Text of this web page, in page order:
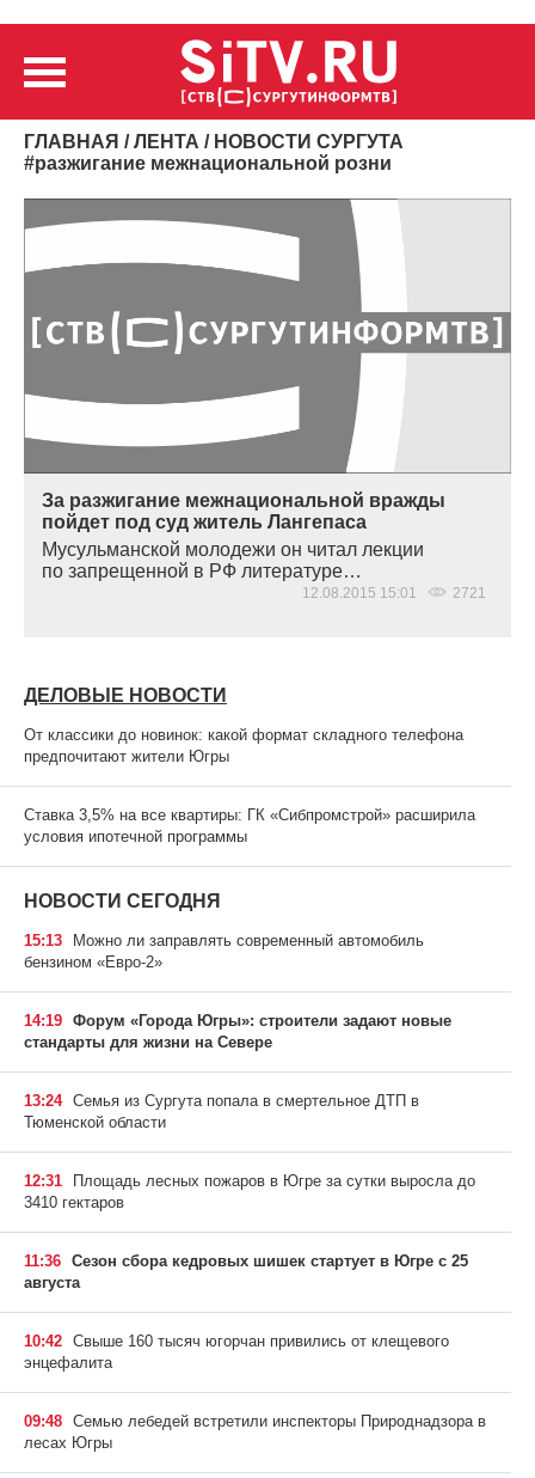
ГЛАВНАЯ /ЛЕНТА / НОВОСТИ СУРГУТА
#разжигание межнациональной розни
За разжигание межнациональной вражды
пойдет под суд житель Лангепаса
Мусульманской молодежи он читал лекции
по запрещенной в РФ литературе…
12.08.2015 15:01 2721
ДЕЛОВЫЕ НОВОСТИ
От классики до новинок: какой формат складного телефона
предпочитают жители Югры
Ставка 3,5% на все квартиры: ГК «Сибпромстрой» расширила
условия ипотечной программы
НОВОСТИ СЕГОДНЯ
15:13
Можно ли заправлять современный автомобиль
бензином «Евро-2»
14:19 Форум «Города Югры»: строители задают новые
стандарты для жизни на Севере
13:24 Семья из Сургута попала в смертельное ДТП в
Тюменской области
12:31
Площадь лесных пожаров в Югре за сутки выросла до
3410 гектаров
11:36 Сезон сбора кедровых шишек стартует в Югре с 25
августа
10:42 Свыше 160 тысяч югорчан привились от клещевого
энцефалита
09:48 Семью лебедей встретили инспекторы Природнадзора в
лесах Югры